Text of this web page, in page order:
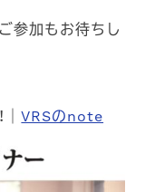
参加もお待ちし
｜VRSのnote